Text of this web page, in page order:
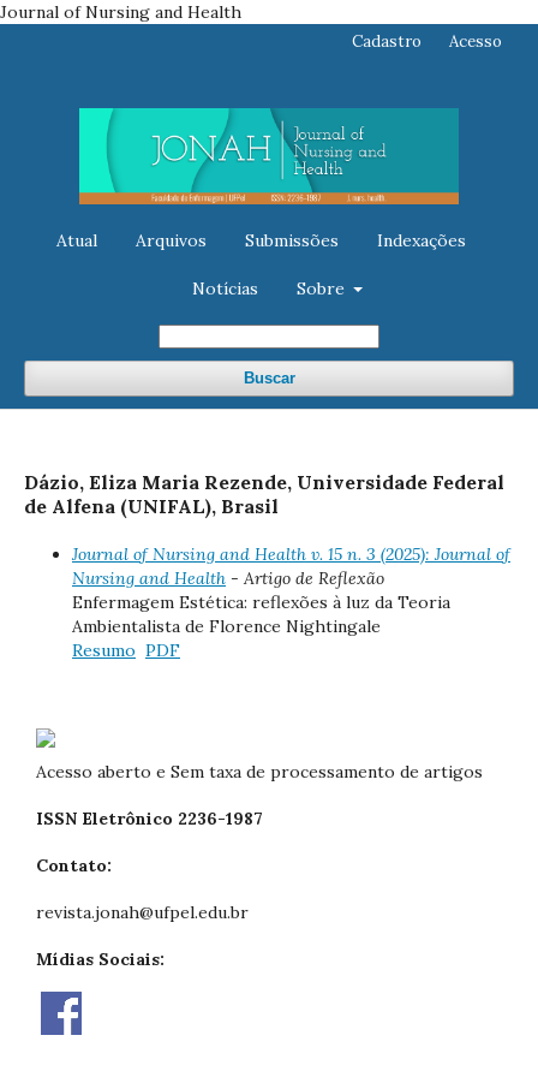
Journal of Nursing and Health
Atual Arquivos Submissões Indexações
Notícias Sobre
Buscar
Cadastro Acesso
Dázio, Eliza Maria Rezende, Universidade Federal
de Alfena (UNIFAL), Brasil
Journal of Nursing and Health v. 15 n. 3 (2025): Journal of
Nursing and Health - Artigo de Reflexão
Enfermagem Estética: reflexões à luz da Teoria
Ambientalista de Florence Nightingale
Resumo PDF
Acesso aberto e Sem taxa de processamento de artigos
ISSN Eletrônico 2236-1987
Contato:
revista.jonah@ufpel.edu.br
Mídias Sociais: